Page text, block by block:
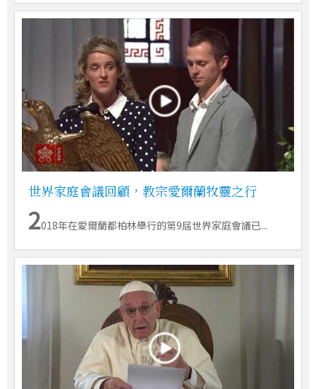
世界家庭會議回顧，教宗愛爾蘭牧靈之行
2018年在愛爾蘭都柏林舉行的第9屆世界家庭會議已...